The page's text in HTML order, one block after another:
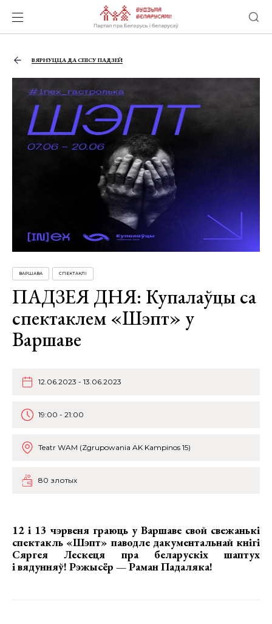
ВЯРНУЦЦА ДА СПІСУ ПАДЗЕЙ
ВАРШАВА СПЕКТАКЛІ
ПАДЗЕЯ ДНЯ: Купалаўцы са
спектаклем «Шэпт» у
Варшаве
12.06.2023 - 13.06.2023
19:00 - 21:00
Teatr WAM (Zgrupowania AK Kampinos 15)
80 злотых
12 і 13 чэрвеня граюць у Варшаве свой свежанькі
спектакль «Шэпт» паводле дакументальнай кнігі
Сяргея Лескеця
пра беларускіх шаптух
і вядунняў! Рэжысёр — Раман Падаляка!